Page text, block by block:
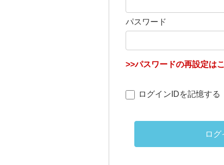
パスワード
>>パスワードの再設定は
ログインIDを記憶する
ログ